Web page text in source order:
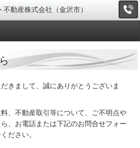
動産株式会社（金沢市）
きまして、誠にありがとうございま
、不動産取引等について、ご不明点や
、お電話または下記のお問合せフォー
ださい。